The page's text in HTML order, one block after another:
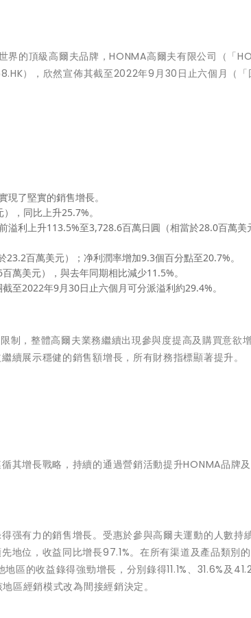
的頂級高爾夫品牌，HONMA高爾夫有限公司（「
），欣然宣佈其截至2022年9月30日止六個月（「
了堅實的銷售增長。
，同比上升25.7%。
溢利上升113.5%至3,728.6百萬日圓（相當於28.0百萬美
百萬美元）；净利潤率增加9.3個百分點至20.7%。
萬美元），與去年同期相比減少11.5%。
至2022年9月30日止六個月可分派溢利約29.4%。
制，整體高爾夫業務繼續出現參與度提高及購買意欲
續展示穩健的銷售額增長，所有財務指標顯著提升。
其增長戰略，持續的通過營銷活動提升HONMA品牌及
强有力的銷售增長。受惠於參與高爾夫運動的人數持
地位，收益同比增長97.1%。在所有渠道及產品類別
的收益錄得強勁增長，分別錄得11.1%、31.6%及
區經銷模式改為間接經銷決定。